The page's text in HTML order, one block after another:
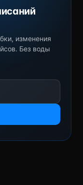
изменения
Без воды